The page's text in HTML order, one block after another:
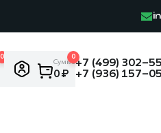
0 0
Сумма:
0 ₽
+7 (499) 302-
+7 (936) 157-